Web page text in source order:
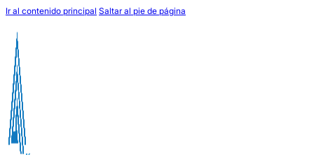
Ir al contenido principal Saltar al pie de página